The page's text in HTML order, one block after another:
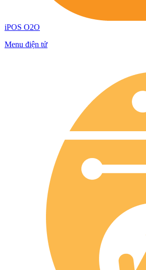
iPOS O2O
Menu điện tử